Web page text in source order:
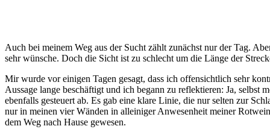
Auch bei meinem Weg aus der Sucht zählt zunächst nur der Tag.
sehr wünsche. Doch die Sicht ist zu schlecht um die Länge der
Mir wurde vor einigen Tagen gesagt, dass ich offensichtlich sehr
Aussage lange beschäftigt und ich begann zu reflektieren: Ja,
ebenfalls gesteuert ab. Es gab eine klare Linie, die nur selten zur
nur in meinen vier Wänden in alleiniger Anwesenheit meiner
dem Weg nach Hause gewesen.